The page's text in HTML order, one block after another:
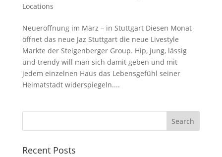
Locations
Neueröffnung im März – in Stuttgart Diesen Monat
öffnet das neue Jaz Stuttgart die neue Livestyle
Markte der Steigenberger Group. Hip, jung, lässig
und trendy will man sich damit geben und mit
jedem einzelnen Haus das Lebensgefühl seiner
Heimatstadt widerspiegeln....
Recent Posts